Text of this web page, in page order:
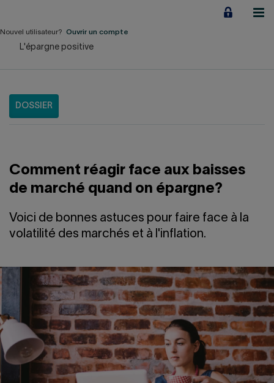
contenu
À propos
LIENS RAPIDES
Nous joindre Salle de presse
English
Nouvel utilisateur? Ouvrir un compte
L'épargne positive
DOSSIER
Comment réagir face aux baisses
de marché quand on épargne?
Voici de bonnes astuces pour faire face à la
volatilité des marchés et à l'inflation.